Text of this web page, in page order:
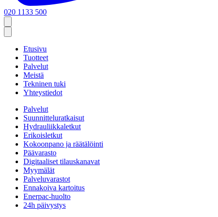
020 1133 500
Etusivu
Tuotteet
Palvelut
Meistä
Tekninen tuki
Yhteystiedot
Palvelut
Suunnitteluratkaisut
Hydrauliikkaletkut
Erikoisletkut
Kokoonpano ja räätälöinti
Päävarasto
Digitaaliset tilauskanavat
Myymälät
Palveluvarastot
Ennakoiva kartoitus
Enerpac-huolto
24h päivystys